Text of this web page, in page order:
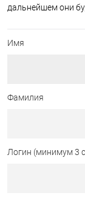
дальнейшем они
Имя
Фамилия
Логин (минимум 3